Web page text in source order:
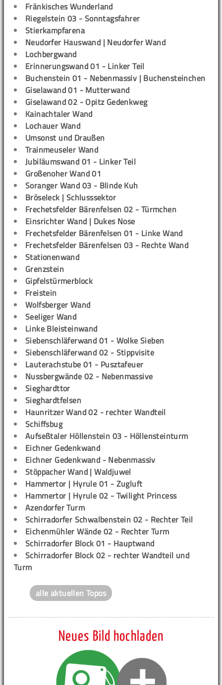
Fränkisches Wunderland
Riegelstein 03 - Sonntagsfahrer
Stierkampfarena
Neudorfer Hauswand | Neudorfer Wand
Lochbergwand
Erinnerungswand 01 - Linker Teil
Buchenstein 01 - Nebenmassiv | Buchensteinchen
Giselawand 01 - Mutterwand
Giselawand 02 - Opitz Gedenkweg
Kainachtaler Wand
Lochauer Wand
Umsonst und Draußen
Trainmeuseler Wand
Jubiläumswand 01 - Linker Teil
Großenoher Wand 01
Soranger Wand 03 - Blinde Kuh
Bröseleck | Schlusssektor
Frechetsfelder Bärenfelsen 02 - Türmchen
Einsrichter Wand | Dukes Nose
Frechetsfelder Bärenfelsen 01 - Linke Wand
Frechetsfelder Bärenfelsen 03 - Rechte Wand
Stationenwand
Grenzstein
Gipfelstürmerblock
Freistein
Wolfsberger Wand
Seeliger Wand
Linke Bleisteinwand
Siebenschläferwand 01 - Wolke Sieben
Siebenschläferwand 02 - Stippvisite
Lauterachstube 01 - Pusztafeuer
Nussbergwände 02 - Nebenmassive
Sieghardttor
Sieghardtfelsen
Haunritzer Wand 02 - rechter Wandteil
Schiffsbug
Aufseßtaler Höllenstein 03 - Höllensteinturm
Eichner Gedenkwand
Eichner Gedenkwand - Nebenmassiv
Stöppacher Wand | Waldjuwel
Hammertor | Hyrule 01 - Zugluft
Hammertor | Hyrule 02 - Twilight Princess
Azendorfer Turm
Schirradorfer Schwalbenstein 02 - Rechter Teil
Eichenmühler Wände 02 - Rechter Turm
Schirradorfer Block 01 - Hauptwand
Schirradorfer Block 02 - rechter Wandteil und
Turm
alle aktuellen Topos
Neues Bild hochladen